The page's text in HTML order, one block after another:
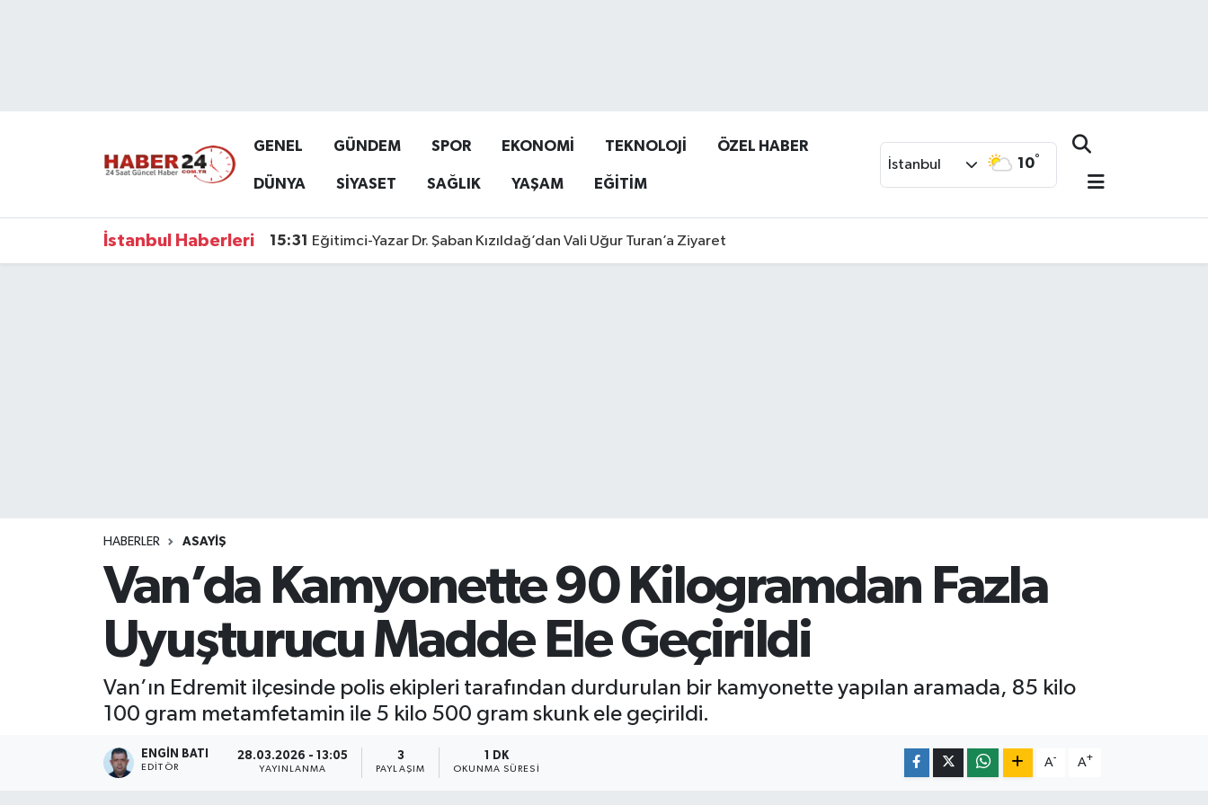
GENEL GÜNDEM SPOR EKONOMİ TEKNOLOJİ ÖZEL HABER
DÜNYA SİYASET SAĞLIK YAŞAM EĞİTİM
İstanbul 10°
İstanbul Haberleri 15:31 Eğitimci-Yazar Dr. Şaban Kızıldağ’dan Vali Uğur Turan’a Ziyaret
HABERLER ASAYİŞ
Van’da Kamyonette 90 Kilogramdan Fazla
Uyuşturucu Madde Ele Geçirildi
Van’ın Edremit ilçesinde polis ekipleri tarafından durdurulan bir kamyonette yapılan aramada, 85 kilo
100 gram metamfetamin ile 5 kilo 500 gram skunk ele geçirildi.
ENGIN BATI
EDITÖR
28.03.2026 - 13:05
YAYINLANMA
3
PAYLAŞIM
1 DK
OKUNMA SÜRESI
A- A+
Namaz Vakitleri
Süper Lig Puan Durumu ve Fikstür